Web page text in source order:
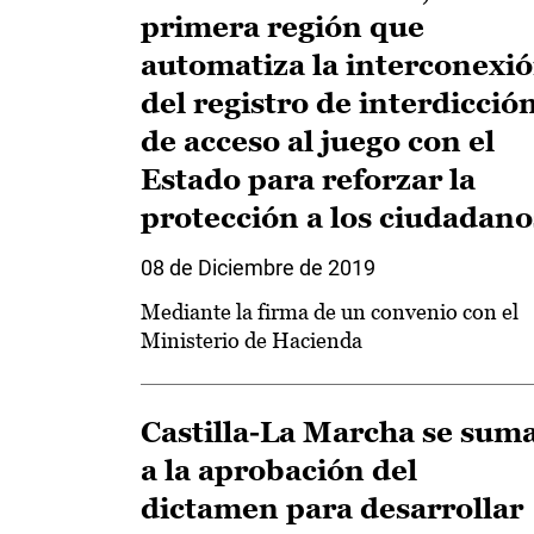
primera región que
automatiza la
del registro de
de acceso al juego con el
Estado para reforzar la
protección a los
08 de Diciembre de 2019
Mediante la firma de un convenio con el
Ministerio de Hacienda
Castilla-La Marcha se
a la aprobación del
dictamen para desarrollar